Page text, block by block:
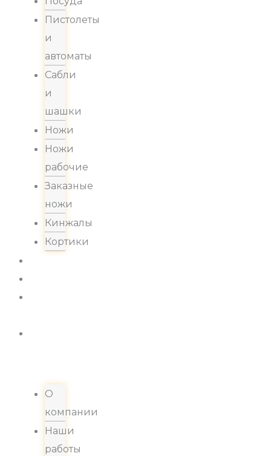
Пистолеты
и
автоматы
Сабли
и
шашки
Ножи
Ножи
рабочие
Заказные
ножи
Кинжалы
Кортики
О
компании
Наши
работы